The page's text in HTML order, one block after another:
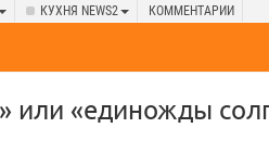
КУХНЯ NEWS2 КОММЕНТАРИИ
или «единожды